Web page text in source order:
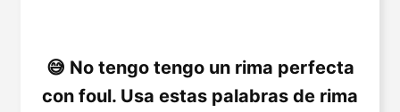
No tengo tengo un rima perfecta
con foul. Usa estas palabras de rima